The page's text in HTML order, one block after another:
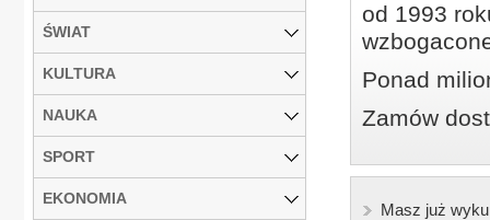
od 1993
Ponad
Zamów
Masz już
ŚWIAT
KULTURA
NAUKA
SPORT
EKONOMIA